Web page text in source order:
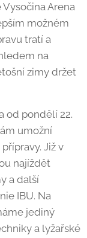
Vysočina Arena
možném
tratí a
na
zimy držet
od pondělí 22.
umožní
Již v
najíždět
a další
IBU. Na
jediný
a lyžařské